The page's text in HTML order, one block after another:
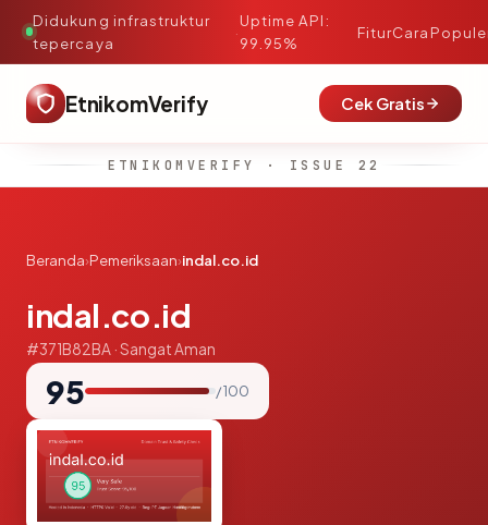
Didukung infrastruktur
tepercaya
·
Uptime API:
99.95%
FiturCara
EtnikomVerify Cek Gratis
ETNIKOMVERIFY · ISSUE 22
Beranda›Pemeriksaan›indal.co.id
indal.co.id
#371B82BA · Sangat Aman
95 / 100